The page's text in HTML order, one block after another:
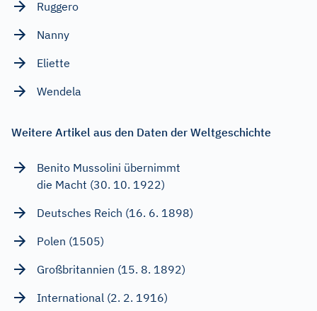
Ruggero
Nanny
Eliette
Wendela
Weitere Artikel aus den Daten der Weltgeschichte
Benito Mussolini übernimmt
die Macht (30. 10. 1922)
Deutsches Reich (16. 6. 1898)
Polen (1505)
Großbritannien (15. 8. 1892)
International (2. 2. 1916)